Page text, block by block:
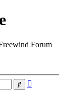
Forum
Suche